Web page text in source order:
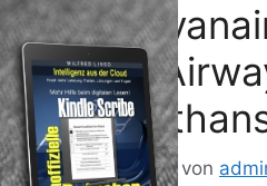
Nach
British
nun
9. Februar 2014 von